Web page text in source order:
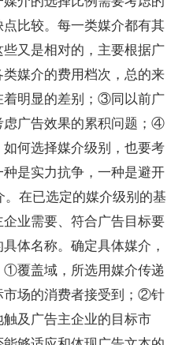
比较。每一类媒介都有其
又是相对的，主要根据广
媒介的费用档次，总的来
明显的差别；③同以前广
广告效果的累积问题；④
何选择媒介级别，也要考
是实力抗争，一种是避开
在已选定的媒介级别的基
业需要、符合广告目标要
体名称。确定具体媒介，
覆盖域，所选用媒介传递
市场的消费者接受到；②针
及广告主企业的目标市